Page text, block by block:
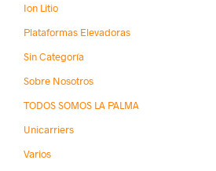
Ion Litio
Plataformas Elevadoras
Sin Categoría
Sobre Nosotros
TODOS SOMOS LA PALMA
Unicarriers
Varios